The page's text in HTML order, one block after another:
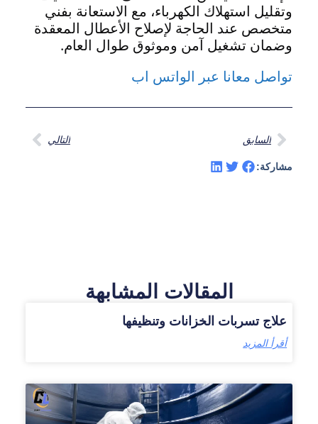
وتقليل استهلاك الكهرباء، مع الاستعانة بفني
متخصص عند الحاجة لإصلاح الأعطال المعقدة
وضمان تشغيل آمن وموثوق طوال العام.
تواصل معانا عبر الواتس اب
السابق التالي
مشاركة:
المقالات المشابهة
علاج تسربات الخزانات وتنظيفها
أقرأ المزيد